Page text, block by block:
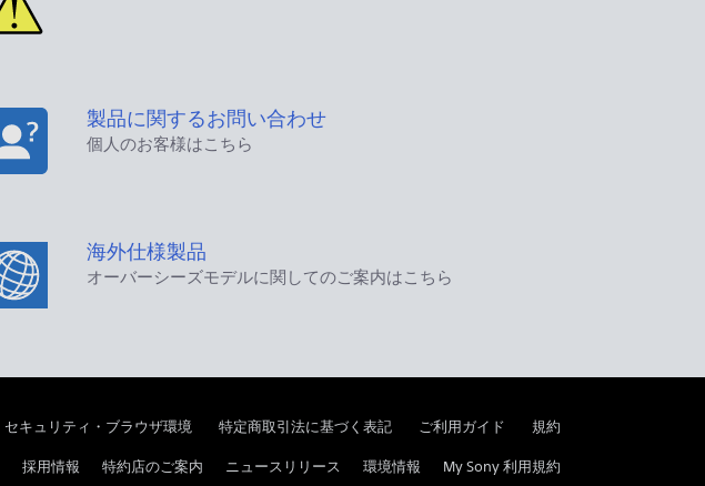
製品に関するお問い合わせ
個人のお客様はこちら
海外仕様製品
オーバーシーズモデルに関してのご案内はこちら
セキュリティ・ブラウザ環境 特定商取引法に基づく表記 ご利用ガイド 規約
採用情報 特約店のご案内 ニュースリリース 環境情報 My Sony 利用規約